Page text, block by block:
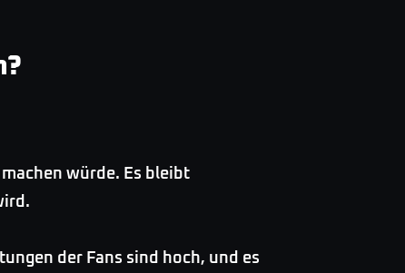
würde. Es bleibt
der Fans sind hoch, und es